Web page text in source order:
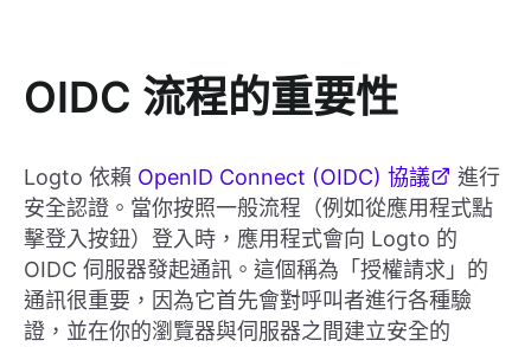
OIDC 流程的重要性
Logto 依賴 OpenID Connect (OIDC) 協議
進行
安全認證。當你按照一般流程（例如從應用程式點
擊登入按鈕）登入時，應用程式會向 Logto 的
OIDC 伺服器發起通訊。這個稱為「授權請求」的
通訊很重要，因為它首先會對呼叫者進行各種驗
證，並在你的瀏覽器與伺服器之間建立安全的